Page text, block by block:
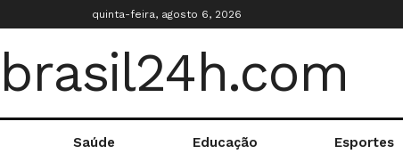
quinta-feira, agosto 6, 2026
Saúde Educação Esportes